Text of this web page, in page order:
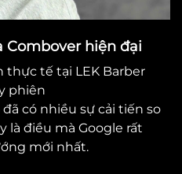
Combover hiện đại
tế tại LEK Barber
phiên
có nhiều sự cải tiến so
là điều mà Google rất
mới nhất.